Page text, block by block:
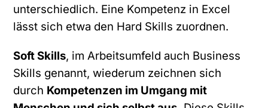
unterschiedlich. Eine Kompetenz in Excel
lässt sich etwa den Hard Skills zuordnen.
Soft Skills, im Arbeitsumfeld auch Business
Skills genannt, wiederum zeichnen sich
durch Kompetenzen im Umgang mit